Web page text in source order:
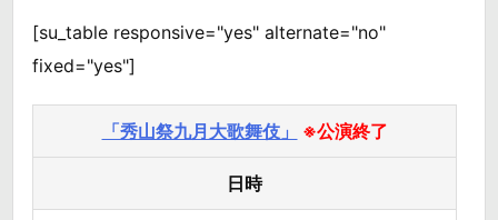
[su_table responsive="yes" alternate="no"
fixed="yes"]
「秀山祭九月大歌舞伎」 ※公演終了
日時